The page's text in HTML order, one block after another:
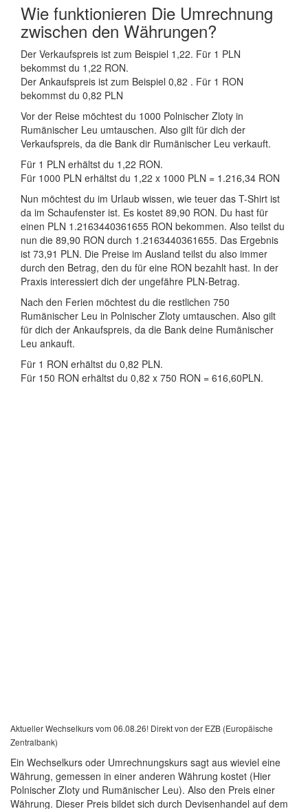
Wie funktionieren Die Umrechnung
zwischen den Währungen?
Der Verkaufspreis ist zum Beispiel 1,22. Für 1 PLN
bekommst du 1,22 RON.
Der Ankaufspreis ist zum Beispiel 0,82 . Für 1 RON
bekommst du 0,82 PLN
Vor der Reise möchtest du 1000 Polnischer Zloty in
Rumänischer Leu umtauschen. Also gilt für dich der
Verkaufspreis, da die Bank dir Rumänischer Leu verkauft.
Für 1 PLN erhältst du 1,22 RON.
Für 1000 PLN erhältst du 1,22 x 1000 PLN = 1.216,34 RON
Nun möchtest du im Urlaub wissen, wie teuer das T-Shirt ist
da im Schaufenster ist. Es kostet 89,90 RON. Du hast für
einen PLN 1.2163440361655 RON bekommen. Also teilst du
nun die 89,90 RON durch 1.2163440361655. Das Ergebnis
ist 73,91 PLN. Die Preise im Ausland teilst du also immer
durch den Betrag, den du für eine RON bezahlt hast. In der
Praxis interessiert dich der ungefähre PLN-Betrag.
Nach den Ferien möchtest du die restlichen 750
Rumänischer Leu in Polnischer Zloty umtauschen. Also gilt
für dich der Ankaufspreis, da die Bank deine Rumänischer
Leu ankauft.
Für 1 RON erhältst du 0,82 PLN.
Für 150 RON erhältst du 0,82 x 750 RON = 616,60PLN.
Aktueller Wechselkurs vom 06.08.26! Direkt von der EZB (Europäische
Zentralbank)
Ein Wechselkurs oder Umrechnungskurs sagt aus wieviel eine
Währung, gemessen in einer anderen Währung kostet (Hier
Polnischer Zloty und Rumänischer Leu). Also den Preis einer
Währung. Dieser Preis bildet sich durch Devisenhandel auf dem